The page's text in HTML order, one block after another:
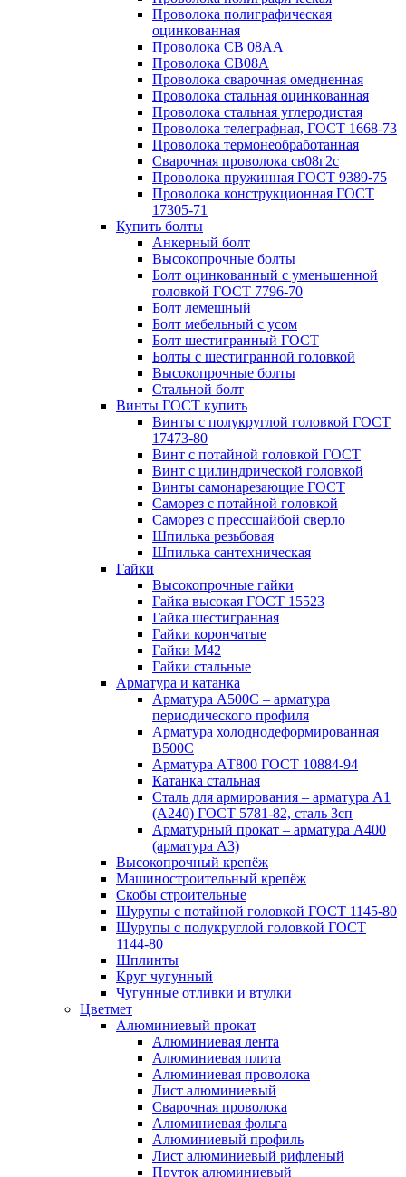
Проволока полиграфическая
оцинкованная
Проволока СВ 08АА
Проволока СВ08А
Проволока сварочная омедненная
Проволока стальная оцинкованная
Проволока стальная углеродистая
Проволока телеграфная, ГОСТ 1668-73
Проволока термонеобработанная
Сварочная проволока св08г2с
Проволока пружинная ГОСТ 9389-75
Проволока конструкционная ГОСТ
17305-71
Купить болты
Анкерный болт
Высокопрочные болты
Болт оцинкованный с уменьшенной
головкой ГОСТ 7796-70
Болт лемешный
Болт мебельный с усом
Болт шестигранный ГОСТ
Болты с шестигранной головкой
Высокопрочные болты
Стальной болт
Винты ГОСТ купить
Винты с полукруглой головкой ГОСТ
17473-80
Винт с потайной головкой ГОСТ
Винт с цилиндрической головкой
Винты самонарезающие ГОСТ
Саморез с потайной головкой
Саморез с прессшайбой сверло
Шпилька резьбовая
Шпилька сантехническая
Гайки
Высокопрочные гайки
Гайка высокая ГОСТ 15523
Гайка шестигранная
Гайки корончатые
Гайки М42
Гайки стальные
Арматура и катанка
Арматура А500С – арматура
периодического профиля
Арматура холоднодеформированная
В500С
Арматура АТ800 ГОСТ 10884-94
Катанка стальная
Сталь для армирования – арматура А1
(А240) ГОСТ 5781-82, сталь 3сп
Арматурный прокат – арматура А400
(арматура А3)
Высокопрочный крепёж
Машиностроительный крепёж
Скобы строительные
Шурупы с потайной головкой ГОСТ 1145-80
Шурупы с полукруглой головкой ГОСТ
1144-80
Шплинты
Круг чугунный
Чугунные отливки и втулки
Цветмет
Алюминиевый прокат
Алюминиевая лента
Алюминиевая плита
Алюминиевая проволока
Лист алюминиевый
Сварочная проволока
Алюминиевая фольга
Алюминиевый профиль
Лист алюминиевый рифленый
Пруток алюминиевый